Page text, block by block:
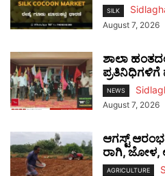
SILK
August 7, 2026
ಶಾಲಾ
NEWS
August 7, 2026
ಆಗಸ್ಟ್
ರಾಗಿ, ಜೋಳ,
AGRICULTURE